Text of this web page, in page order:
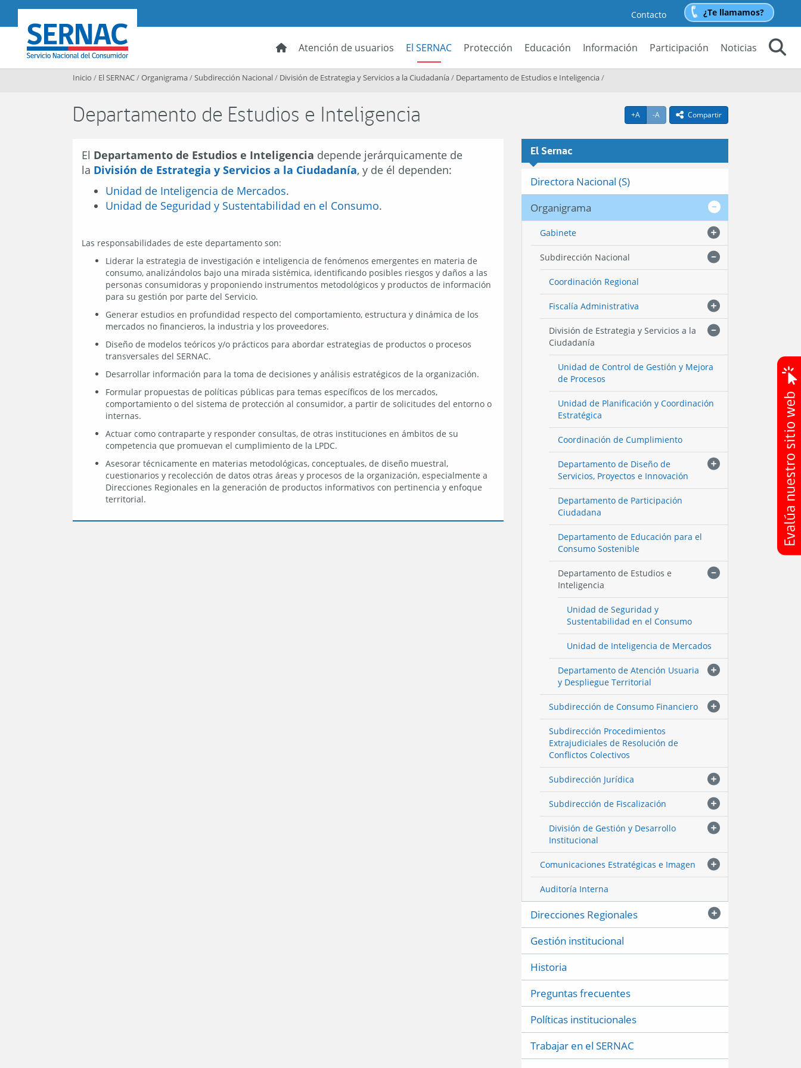
SERNAC
Contacto ¿Te llamamos?
Atención de usuarios El SERNAC Protección Educación Información Participación
Noticias
Inicio / El SERNAC/Organigrama/Subdirección Nacional/ División de Estrategia y Servicios a la Ciudadanía/ Departamento de Estudios e Inteligencia/
+AAgrandar texto
-AAchicar textoicono compartir
Compartir
Departamento de Estudios e Inteligencia
El Departamento de Estudios e Inteligencia depende jerárquicamente de
la División de Estrategia y Servicios a la Ciudadanía, y de él dependen:
Unidad de Inteligencia de Mercados.
Unidad de Seguridad y Sustentabilidad en el Consumo.
Las responsabilidades de este departamento son:
Liderar la estrategia de investigación e inteligencia de fenómenos emergentes en materia de
consumo, analizándolos bajo una mirada sistémica, identificando posibles riesgos y daños a las
personas consumidoras y proponiendo instrumentos metodológicos y productos de información
para su gestión por parte del Servicio.
Generar estudios en profundidad respecto del comportamiento, estructura y dinámica de los
mercados no financieros, la industria y los proveedores.
Diseño de modelos teóricos y/o prácticos para abordar estrategias de productos o procesos
transversales del SERNAC.
Desarrollar información para la toma de decisiones y análisis estratégicos de la organización.
Formular propuestas de políticas públicas para temas específicos de los mercados,
comportamiento o del sistema de protección al consumidor, a partir de solicitudes del entorno o
internas.
Actuar como contraparte y responder consultas, de otras instituciones en ámbitos de su
competencia que promuevan el cumplimiento de la LPDC.
Asesorar técnicamente en materias metodológicas, conceptuales, de diseño muestral,
cuestionarios y recolección de datos otras áreas y procesos de la organización, especialmente a
Direcciones Regionales en la generación de productos informativos con pertinencia y enfoque
territorial.
El Sernac
Directora Nacional (S)
Organigrama
Gabinete
Subdirección Nacional
Coordinación Regional
Fiscalía Administrativa
División de Estrategia y Servicios a la
Ciudadanía
Unidad de Control de Gestión y Mejora
de Procesos
Unidad de Planificación y Coordinación
Estratégica
Coordinación de Cumplimiento
Departamento de Diseño de
Servicios, Proyectos e Innovación
Departamento de Participación
Ciudadana
Departamento de Educación para el
Consumo Sostenible
Departamento de Estudios e
Inteligencia
Unidad de Seguridad y
Sustentabilidad en el Consumo
Unidad de Inteligencia de Mercados
Departamento de Atención Usuaria
y Despliegue Territorial
Subdirección de Consumo Financiero
Subdirección Procedimientos
Extrajudiciales de Resolución de
Conflictos Colectivos
Subdirección Jurídica
Subdirección de Fiscalización
División de Gestión y Desarrollo
Institucional
Comunicaciones Estratégicas e Imagen
Auditoría Interna
Direcciones Regionales
Gestión institucional
Historia
Preguntas frecuentes
Políticas institucionales
Trabajar en el SERNAC